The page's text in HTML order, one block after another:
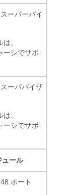
ーパーバイ
、
ーシでサポ
ーパバイザ
、
ーシでサポ
ュール
ポート